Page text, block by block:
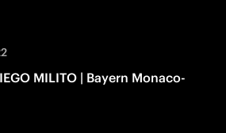
MILITO | Bayern Monaco-